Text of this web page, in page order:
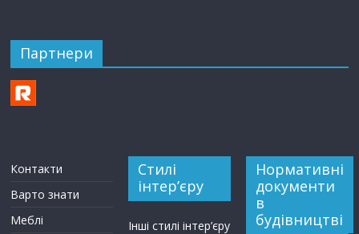
Партнери
Контакти
Варто знати
Меблі
Стилі
інтер’єру
Інші стилі інтер’єру
Нормативні
документи
в
будівництві